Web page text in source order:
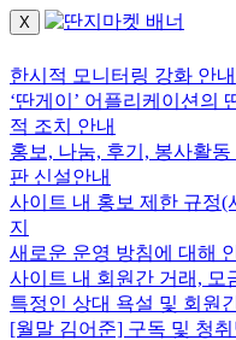
X
한시적 모니터링 강화 안내
‘딴게이’ 어플리케이션의
적 조치 안내
홍보, 나눔, 후기, 봉사활
판 신설안내
사이트 내 홍보 제한 규정(
지
새로운 운영 방침에 대해
사이트 내 회원간 거래, 모
특정인 상대 욕설 및 회원
[월말 김어준] 구독 및 청취